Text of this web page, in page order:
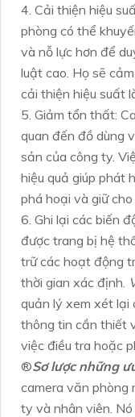
4. Cải thiện hiệu
phòng có thể
và nỗ lực hơn để
luật cao. Họ sẽ
cải thiện hiệu suất
5. Giảm tổn thất:
quan đến đồ dùng
sản của công ty.
hiệu quả giúp phát
phá hoại và giữ
6. Ghi lại các biến
được trang bị hệ
trữ các hoạt động
thời gian xác định.
quản lý xem xét lại
thông tin cần thiết
việc điều tra hoặc
®️Sơ lược những
camera văn phòng
ty và nhân viên.